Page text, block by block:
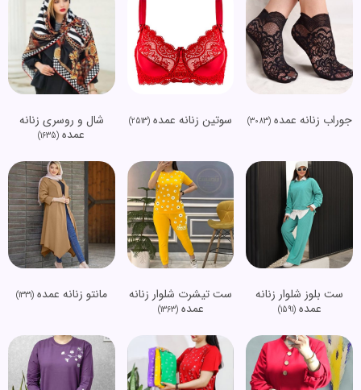
جوراب زنانه عمده(3083) سوتین زنانه عمده (2513)
شال و روسری زنانه
عمده (1635)
ست بلوز شلوار زنانه
عمده(1591)
ست تیشرت شلوار زنانه
عمده(1363)
مانتو زنانه عمده(1331)